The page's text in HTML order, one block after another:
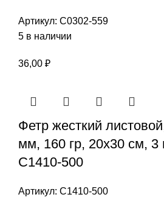
Артикул: С0302-559
5 в наличии
36,00 ₽
Фетр жесткий
мм, 160 гр, 20х30 см, 3
С1410-500
Артикул: С1410-500